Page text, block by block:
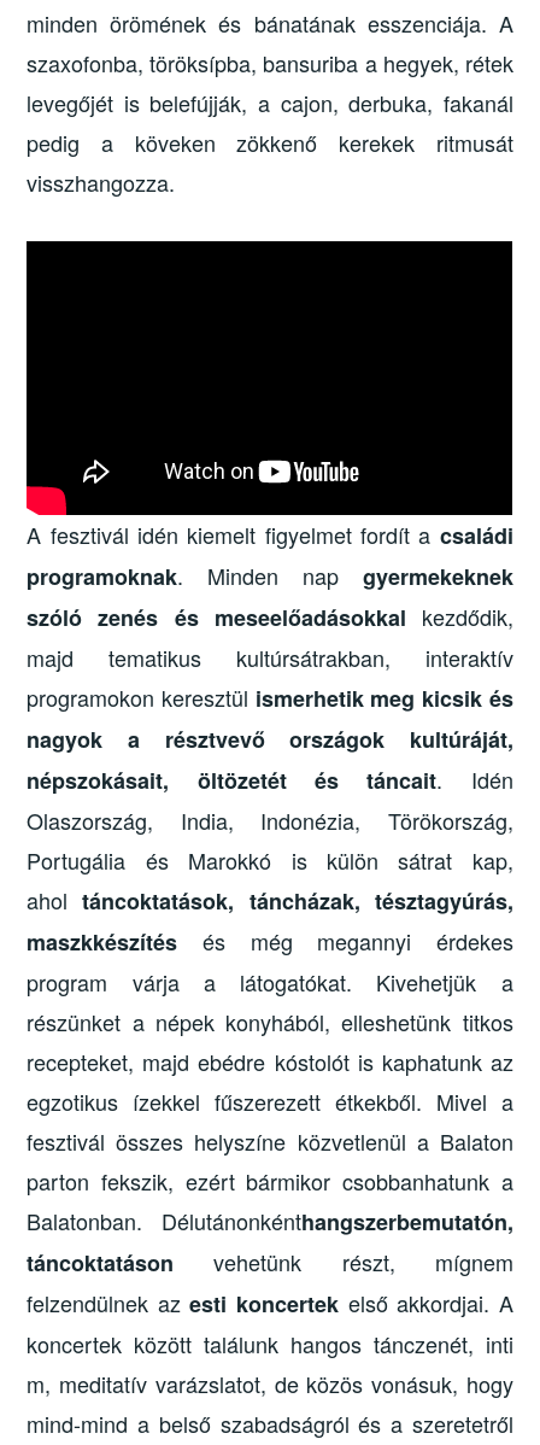
minden örömének és bánatának esszenciája. A
szaxofonba, töröksípba, bansuriba a hegyek, rétek
levegőjét is belefújják, a cajon, derbuka, fakanál
pedig a köveken zökkenő kerekek ritmusát
visszhangozza.
A fesztivál idén kiemelt figyelmet fordít a családi
programoknak. Minden nap gyermekeknek
szóló zenés és meseelőadásokkal kezdődik,
majd tematikus kultúrsátrakban, interaktív
programokon keresztül ismerhetik meg kicsik és
nagyok a résztvevő országok kultúráját,
népszokásait, öltözetét és táncait. Idén
Olaszország, India, Indonézia, Törökország,
Portugália és Marokkó is külön sátrat kap,
aholtáncoktatások, táncházak, tésztagyúrás,
maszkkészítés és még megannyi érdekes
program várja a látogatókat. Kivehetjük a
részünket a népek konyhából, elleshetünk titkos
recepteket, majd ebédre kóstolót is kaphatunk az
egzotikus ízekkel fűszerezett étkekből. Mivel a
fesztivál összes helyszíne közvetlenül a Balaton
parton fekszik, ezért bármikor csobbanhatunk a
Balatonban. Délutánonkénthangszerbemutatón,
táncoktatáson vehetünk részt, mígnem
felzendülnek azesti koncertek első akkordjai. A
koncertek között találunk hangos tánczenét, inti
m, meditatív varázslatot, de közös vonásuk, hogy
mind-mind a belső szabadságról és a szeretetről